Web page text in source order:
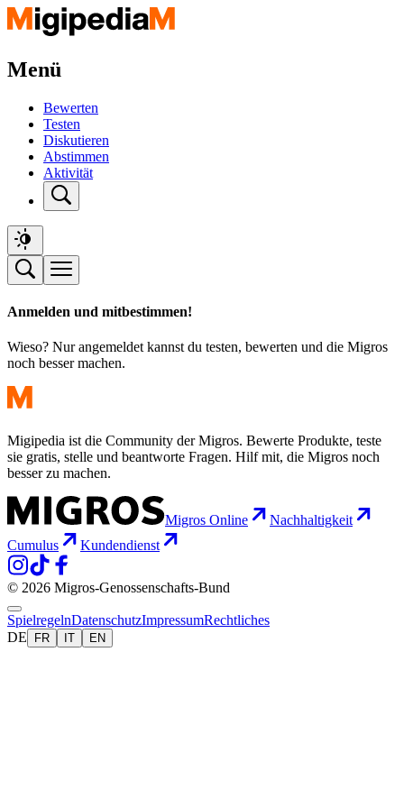
Menü
Bewerten
Testen
Diskutieren
Abstimmen
Aktivität
Anmelden und mitbestimmen!
Wieso? Nur angemeldet kannst du testen, bewerten und die Migros
noch besser machen.
Migipedia ist die Community der Migros. Bewerte Produkte, teste
sie gratis, stelle und beantworte Fragen. Hilf mit, die Migros noch
besser zu machen.
Migros Online
Nachhaltigkeit
Cumulus
Kundendienst
© 2026 Migros-Genossenschafts-Bund
SpielregelnDatenschutzImpressumRechtliches
DE
FR IT EN